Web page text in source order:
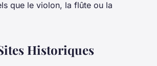
que le violon, la flûte ou la
Historiques